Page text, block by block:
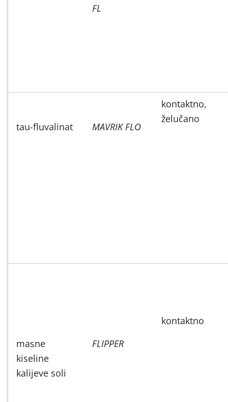
FL
tau-fluvalinat MAVRIK FLO
kontaktno,
želučano
masne
kiseline
kalijeve soli
FLIPPER
kontaktno